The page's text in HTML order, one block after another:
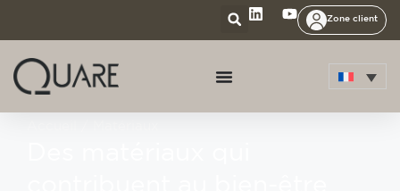
Zone client